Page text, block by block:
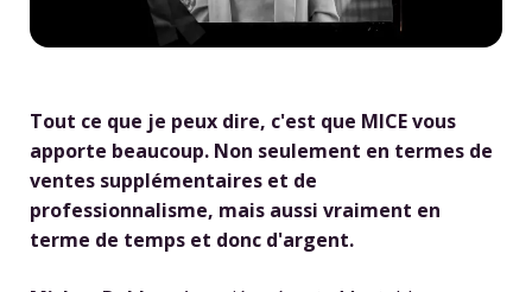
Tout ce que je peux dire, c'est que MICE vous
apporte beaucoup. Non seulement en termes de
ventes supplémentaires et de
professionnalisme, mais aussi vraiment en
terme de temps et donc d'argent.